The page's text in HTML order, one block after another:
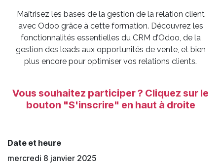
Maîtrisez les bases de la gestion de la relation client
avec Odoo grâce à cette formation. Découvrez les
fonctionnalités essentielles du CRM d’Odoo, de la
gestion des leads aux opportunités de vente, et bien
plus encore pour optimiser vos relations clients.
Vous ​souhaitez participer ? Cliquez sur le
bouton "S'inscrire" en haut à droite
Date et heure
mercredi 8 janvier 2025